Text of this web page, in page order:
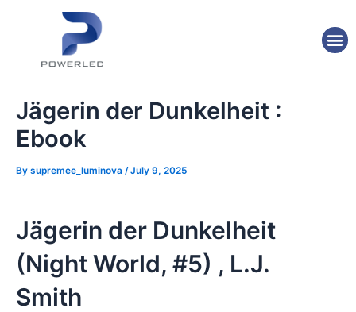
Jägerin der Dunkelheit :
Ebook
By supremee_luminova /July 9, 2025
Jägerin der Dunkelheit
(Night World, #5) , L.J.
Smith
navigation